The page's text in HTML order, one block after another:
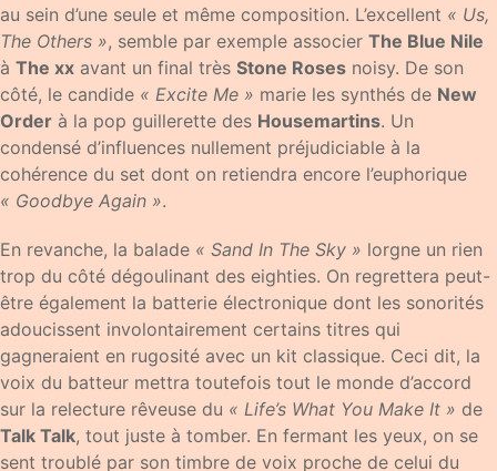
au sein d’une seule et même composition. L’excellent « Us,
The Others », semble par exemple associer The Blue Nile
à The xx avant un final très Stone Roses noisy. De son
côté, le candide « Excite Me » marie les synthés de New
Order à la pop guillerette des Housemartins. Un
condensé d’influences nullement préjudiciable à la
cohérence du set dont on retiendra encore l’euphorique
« Goodbye Again ».
En revanche, la balade « Sand In The Sky » lorgne un rien
trop du côté dégoulinant des eighties. On regrettera peut-
être également la batterie électronique dont les sonorités
adoucissent involontairement certains titres qui
gagneraient en rugosité avec un kit classique. Ceci dit, la
voix du batteur mettra toutefois tout le monde d’accord
sur la relecture rêveuse du « Life’s What You Make It » de
Talk Talk, tout juste à tomber. En fermant les yeux, on se
sent troublé par son timbre de voix proche de celui du